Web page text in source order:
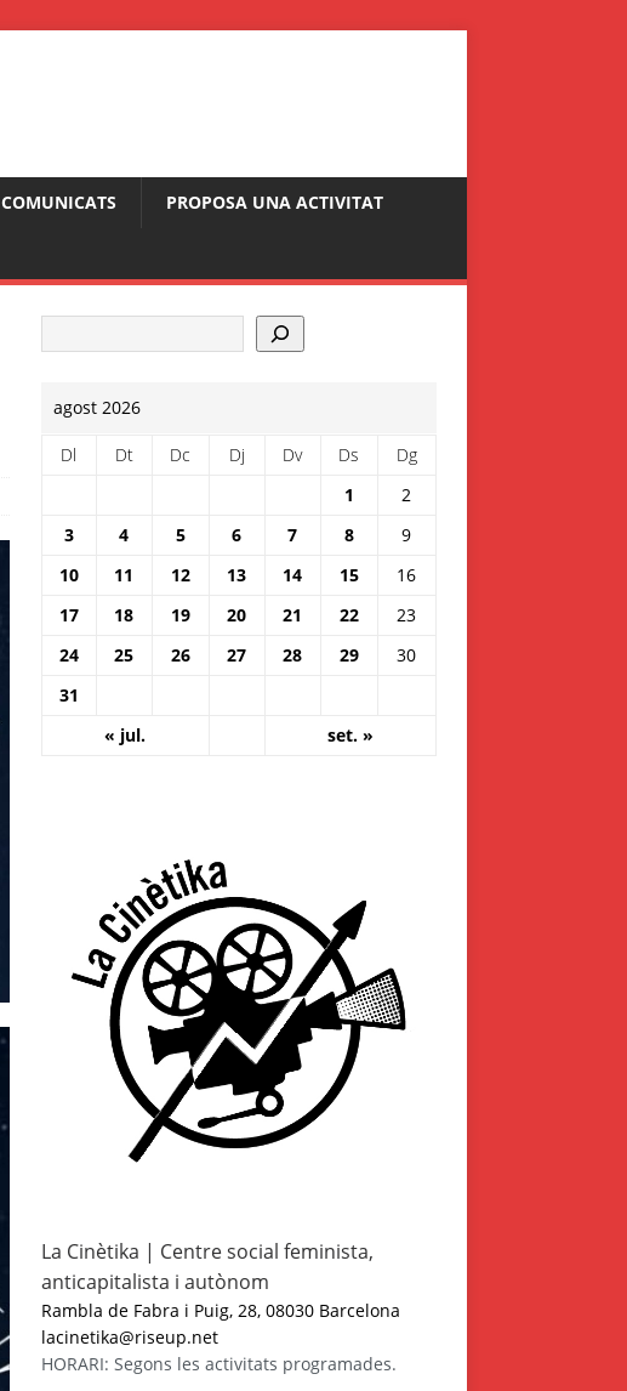
COMUNICATS PROPOSA UNA ACTIVITAT
agost 2026
Dl Dt Dc Dj Dv Ds
Dg
1
2
3
4 5 6 7 8
9
10
11 12 13 14 15
16
17
18 19 20 21 22
23
24
25 26 27 28 29
30
31
« jul.
set. »
La Cinètika | Centre social feminista,
anticapitalista i autònom
Rambla de Fabra i Puig, 28, 08030 Barcelona
lacinetika@riseup.net
HORARI: Segons les activitats programades.